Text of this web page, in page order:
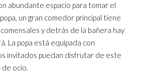
abundante espacio para tomar el
un gran comedor principal tiene
y detrás de la bañera hay
La popa está equipada con
invitados puedan disfrutar de este
de ocio.